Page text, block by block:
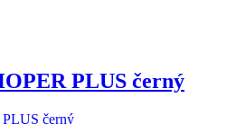
PLUS černý